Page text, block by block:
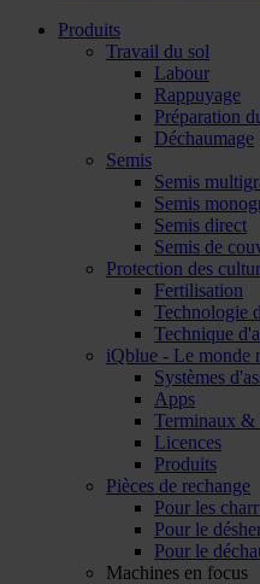
Produits
Travail du sol
Labour
Rappuyage
Préparation
Déchaumage
Semis
Semis
Semis
Semis direct
Semis de
Protection des
Fertilisation
Technologie
Technique
iQblue - Le monde
Systèmes
Apps
Terminaux &
Licences
Produits
Pièces de rechange
Pour les
Pour le
Pour le
Machines en focus